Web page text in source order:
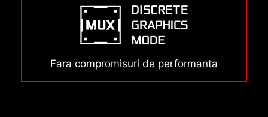
Fara compromisuri de performanta